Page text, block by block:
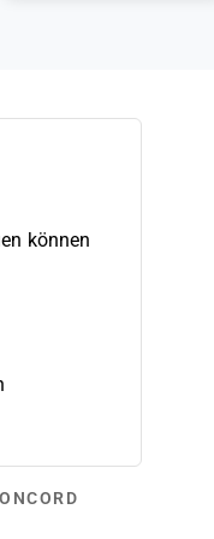
können